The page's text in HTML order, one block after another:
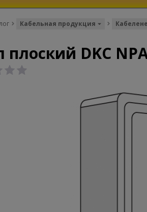
Кабельная продукция
плоский DKC